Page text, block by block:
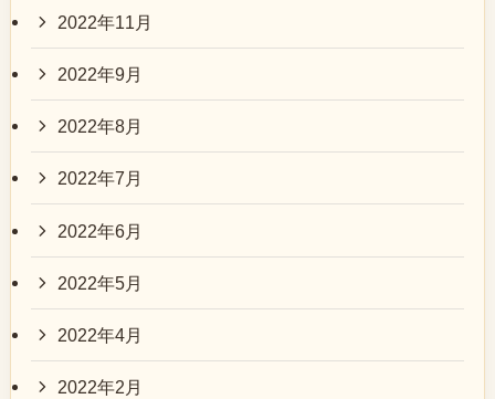
2022年11月
2022年9月
2022年8月
2022年7月
2022年6月
2022年5月
2022年4月
2022年2月